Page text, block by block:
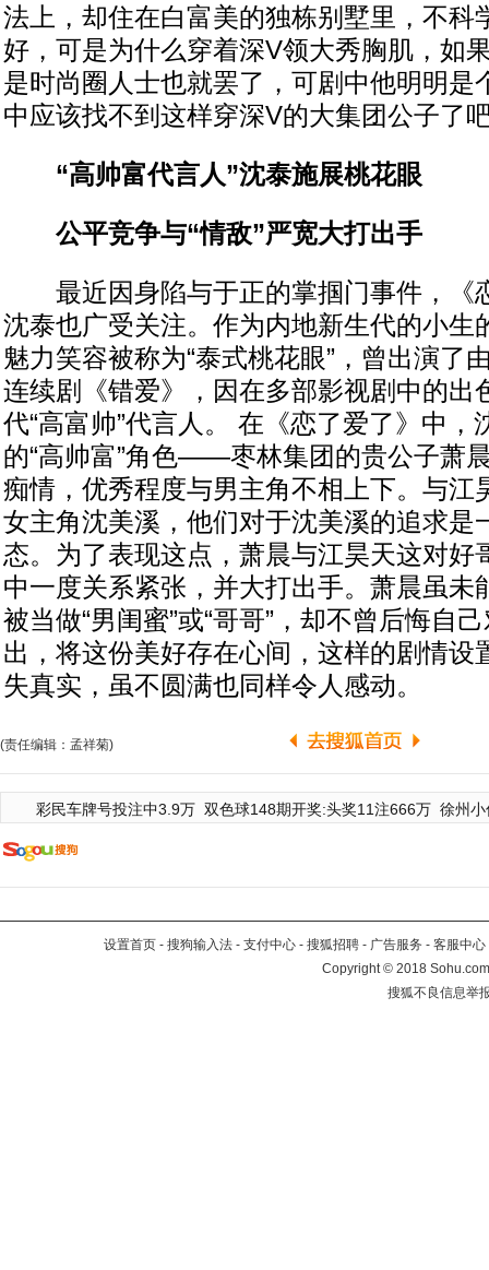
法上，却住在白富美的独栋别墅里，不科
好，可是为什么穿着深V领大秀胸肌，如
是时尚圈人士也就罢了，可剧中他明明是
中应该找不到这样穿深V的大集团公子了
“高帅富代言人”沈泰施展桃花眼
公平竞争与“情敌”严宽大打出手
最近因身陷与于正的掌掴门事件，《
沈泰也广受关注。作为内地新生代的小生
魅力笑容被称为“泰式桃花眼”，曾出演了
连续剧《错爱》，因在多部影视剧中的出
代“高富帅”代言人。 在《恋了爱了》中，
的“高帅富”角色——枣林集团的贵公子萧
痴情，优秀程度与男主角不相上下。与江
女主角沈美溪，他们对于沈美溪的追求是
态。为了表现这点，萧晨与江昊天这对好
中一度关系紧张，并大打出手。萧晨虽未
被当做“男闺蜜”或“哥哥”，却不曾后悔自
出，将这份美好存在心间，这样的剧情设
失真实，虽不圆满也同样令人感动。
(责任编辑：孟祥菊)
彩民车牌号投注中3.9万 双色球148期开奖:头奖11注666万 徐州
设置首页 - 搜狗输入法 - 支付中心 - 搜狐招聘 - 广告服务 - 客服中心
Copyright©2018
搜狐不良信息举